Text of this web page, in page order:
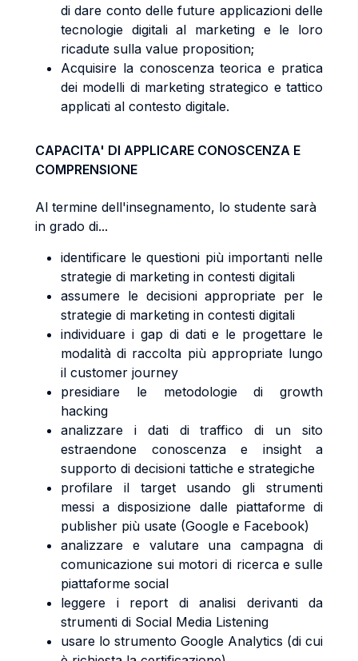
di dare conto delle future applicazioni delle
tecnologie digitali al marketing e le loro
ricadute sulla value proposition;
Acquisire la conoscenza teorica e pratica
dei modelli di marketing strategico e tattico
applicati al contesto digitale.
CAPACITA' DI APPLICARE CONOSCENZA E
COMPRENSIONE
Al termine dell'insegnamento, lo studente sarà
in grado di...
identificare le questioni più importanti nelle
strategie di marketing in contesti digitali
assumere le decisioni appropriate per le
strategie di marketing in contesti digitali
individuare i gap di dati e le progettare le
modalità di raccolta più appropriate lungo
il customer journey
presidiare le metodologie di growth
hacking
analizzare i dati di traffico di un sito
estraendone conoscenza e insight a
supporto di decisioni tattiche e strategiche
profilare il target usando gli strumenti
messi a disposizione dalle piattaforme di
publisher più usate (Google e Facebook)
analizzare e valutare una campagna di
comunicazione sui motori di ricerca e sulle
piattaforme social
leggere i report di analisi derivanti da
strumenti di Social Media Listening
usare lo strumento Google Analytics (di cui